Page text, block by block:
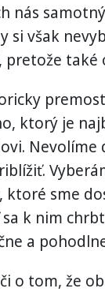
nás
si však
pretože také
ktorý je
Nevolíme
ktoré sme
k nim
a
o tom, že